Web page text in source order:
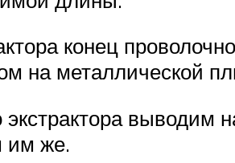
конец
на металлической
выводим
им же.